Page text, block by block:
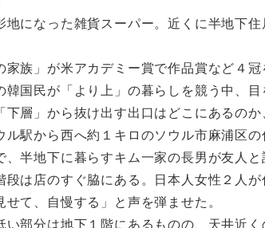
地になった雑貨スーパー。近くに半地下
族」が米アカデミー賞で作品賞など４
国民が「より上」の暮らしを競う中、
層」から抜け出す出口はどこにあるのか
駅から西へ約１キロのソウル市麻浦区
半地下に暮らすキム一家の長男が友人
は店のすぐ脇にある。日本人女性２人
て、自慢する」と声を弾ませた。
部分は地下１階にあるものの、天井近